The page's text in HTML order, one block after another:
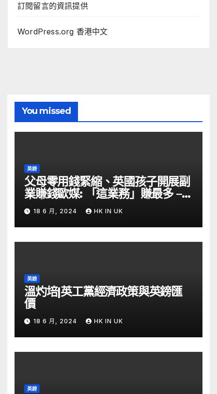
訂閱留言的資訊提供
WordPress.org 香港中文
You missed
英鎊
父母零用錢緊縮、英國孩子開展副
業賺錢歐媒: 「這業務」賺最多 –
自由財經
18 6 月, 2024 HK IN UK
英鎊
溫灼培|英工黨經濟政策與英鎊匯
價
18 6 月, 2024 HK IN UK
英鎊